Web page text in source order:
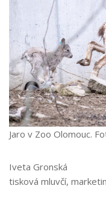
Jaro v Zoo Olomouc.
Iveta Gronská
tisková mluvčí,